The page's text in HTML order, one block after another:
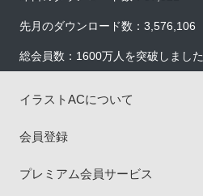
先月のダウンロード数：3,576,106
総会員数：1600万人を突破しました
イラストACについて
会員登録
プレミアム会員サービス